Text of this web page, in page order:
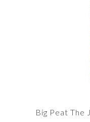
Big Peat The